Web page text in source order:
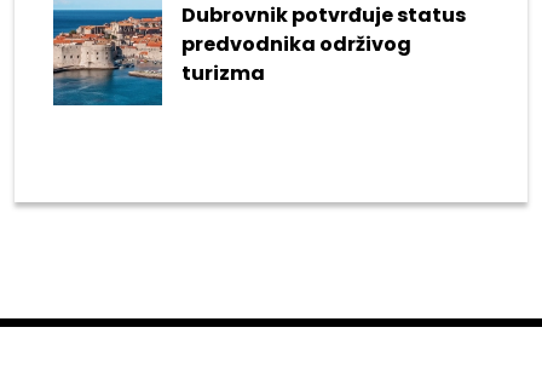
Dubrovnik potvrđuje status
predvodnika održivog
turizma